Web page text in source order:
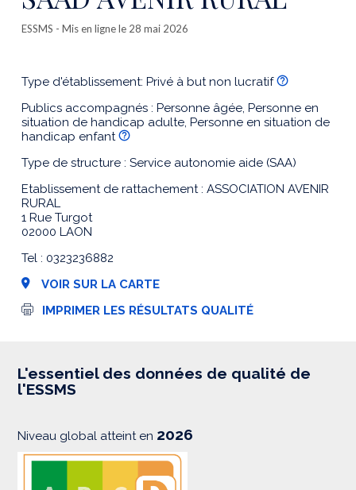
ESSMS - Mis en ligne le 28 mai 2026
Type d'établissement: Privé à but non lucratif
Publics accompagnés : Personne âgée, Personne en
situation de handicap adulte, Personne en situation de
handicap enfant
Type de structure : Service autonomie aide (SAA)
Etablissement de rattachement : ASSOCIATION AVENIR
RURAL
1 Rue Turgot
02000 LAON
Tel : 0323236882
VOIR SUR LA CARTE
I
s
i
IMPRIMER LES RÉSULTATS QUALITÉ
L'essentiel des données de qualité de
l'ESSMS
Niveau global atteint en 2026